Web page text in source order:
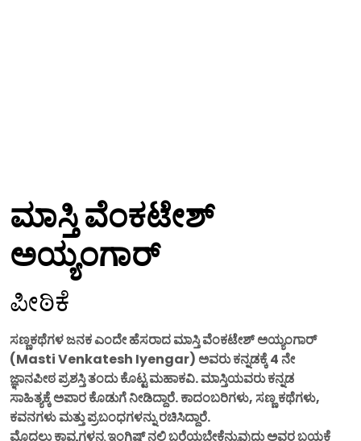
ಮಾಸ್ತಿ ವೆಂಕಟೇಶ್
ಅಯ್ಯಂಗಾರ್
ಪೀಠಿಕೆ
ಸಣ್ಣಕಥೆಗಳ ಜನಕ ಎಂದೇ ಹೆಸರಾದ ಮಾಸ್ತಿ ವೆಂಕಟೇಶ್ ಅಯ್ಯಂಗಾರ್
(Masti Venkatesh Iyengar) ಅವರು ಕನ್ನಡಕ್ಕೆ 4 ನೇ
ಜ್ಞಾನಪೀಠ ಪ್ರಶಸ್ತಿ ತಂದು ಕೊಟ್ಟ ಮಹಾಕವಿ. ಮಾಸ್ತಿಯವರು ಕನ್ನಡ
ಸಾಹಿತ್ಯಕ್ಕೆ ಅಪಾರ ಕೊಡುಗೆ ನೀಡಿದ್ದಾರೆ. ಕಾದಂಬರಿಗಳು, ಸಣ್ಣ ಕಥೆಗಳು,
ಕವನಗಳು ಮತ್ತು ಪ್ರಬಂಧಗಳನ್ನು ರಚಿಸಿದ್ದಾರೆ.
ಮೊದಲು ಕಾವ್ಯಗಳನ್ನ ಇಂಗ್ಲಿಷ್ ನಲ್ಲಿ ಬರೆಯಬೇಕೆನ್ನುವುದು ಅವರ ಬಯಕೆ